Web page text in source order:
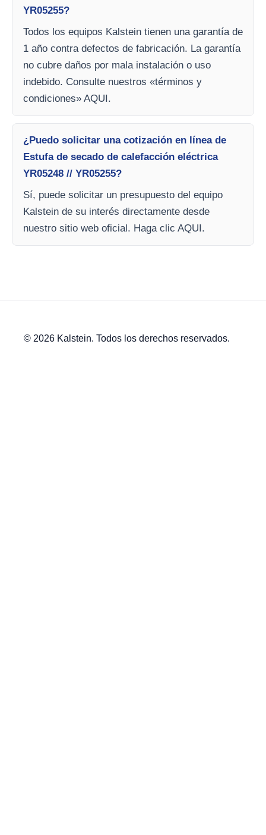
YR05255?
Todos los equipos Kalstein tienen una garantía de
1 año contra defectos de fabricación. La garantía
no cubre daños por mala instalación o uso
indebido. Consulte nuestros «términos y
condiciones» AQUI.
¿Puedo solicitar una cotización en línea de
Estufa de secado de calefacción eléctrica
YR05248 // YR05255?
Sí, puede solicitar un presupuesto del equipo
Kalstein de su interés directamente desde
nuestro sitio web oficial. Haga clic AQUI.
© 2026 Kalstein. Todos los derechos reservados.